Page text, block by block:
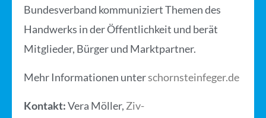
Bundesverband kommuniziert Themen des
Handwerks in der Öffentlichkeit und berät
Mitglieder, Bürger und Marktpartner.
Mehr Informationen unterschornsteinfeger.de
Kontakt:Vera Möller, Ziv-